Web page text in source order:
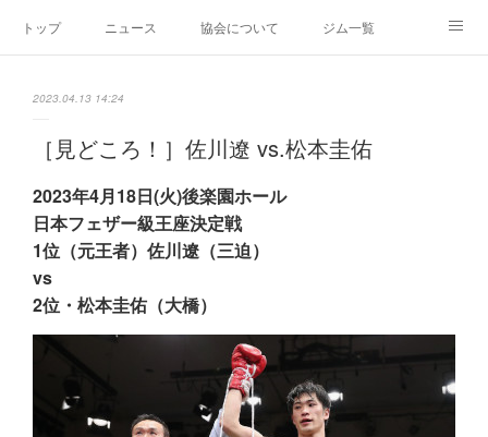
トップ ニュース 協会について ジム一覧
2023.04.13 14:24
［見どころ！］佐川遼 vs.松本圭佑
2023年4月18日(火)後楽園ホール
日本フェザー級王座決定戦
1位（元王者）佐川遼（三迫）
vs
2位・松本圭佑（大橋）